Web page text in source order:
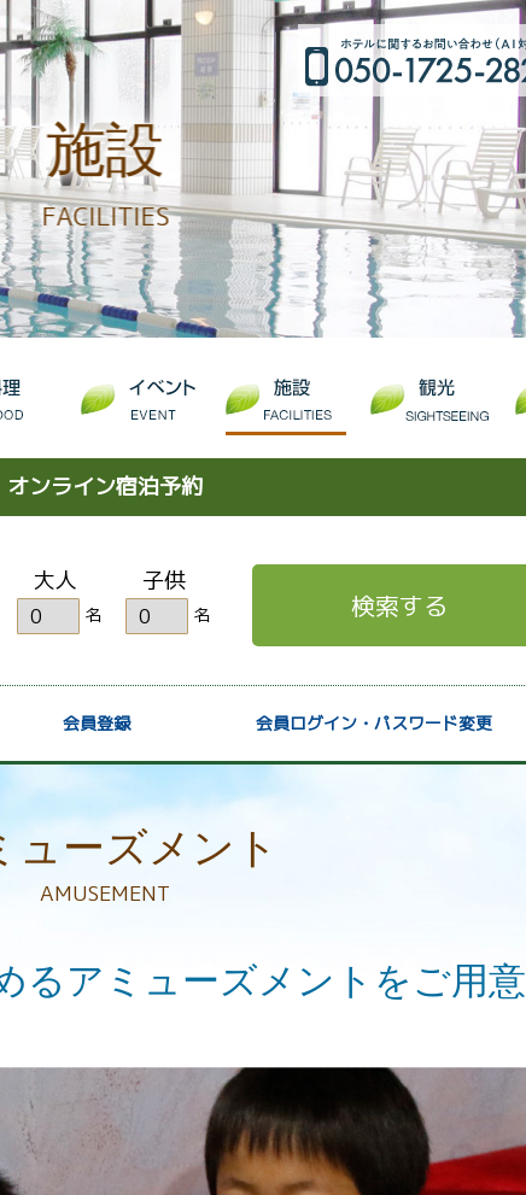
施設
FACILITIES
オンライン宿泊予約
大人
名
子供
名 検索する
会員登録 会員ログイン・パスワード変更
ューズメント
AMUSEMENT
る アミューズメントをご用意